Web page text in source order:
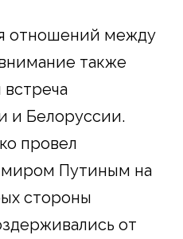
отношений между
также
встреча
и Белоруссии.
провел
Путиным на
стороны
от